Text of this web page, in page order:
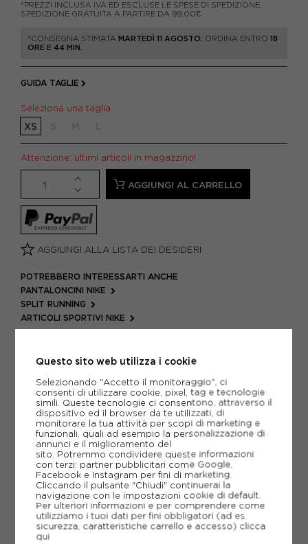
*PREZZI INCLUSA IVA ED ESCLUSE LE SPESE DI SPEDIZIONE.
SPEDIZIONE GRATUITA A PARTIRE DA 99,00€
*CONSEGNA STIMATA MARTEDÌ 11 AGOSTO. ORDINA ENTRO 18
ORE E 44 MIN.
GUIDA TAGLIE
Seleziona una taglia
XS
Attenzione: ultimi articoli in magazzino!
AGGIUNGI AL CARRELLO
AGGIUNGI ALLA LISTA DEI DESIDERI
POTREBBERO INTERESSARTI ANCHE
PANTALONCINI NIKE
SPLIT RUNNING
ARTICOLI SPORTIVI NIKE
PIÙ INFORMAZIONI
SCHEDA TECNICA
GUIDA ALLE TAGLIE
CONSIGLIATI DA NOI
Questo sito web utilizza i cookie
Selezionando "Accetto il monitoraggio", ci
consenti di utilizzare cookie, pixel, tag e tecnologie
simili. Queste tecnologie ci consentono, attraverso il
dispositivo ed il browser da te utilizzati, di
monitorare la tua attività per scopi di marketing e
funzionali, quali ad esempio la personalizzazione di
annunci e il miglioramento del
sito. Potremmo condividere queste informazioni
con terzi: partner pubblicitari come Google,
Facebook e Instagram per fini di marketing.
Cliccando il pulsante "Chiudi" continuerai la
navigazione con le impostazioni cookie di default.
Per ulteriori informazioni e per comprendere come
utilizziamo i tuoi dati per fini obbligatori (ad es.
sicurezza, caratteristiche carrello e accesso) clicca
qui